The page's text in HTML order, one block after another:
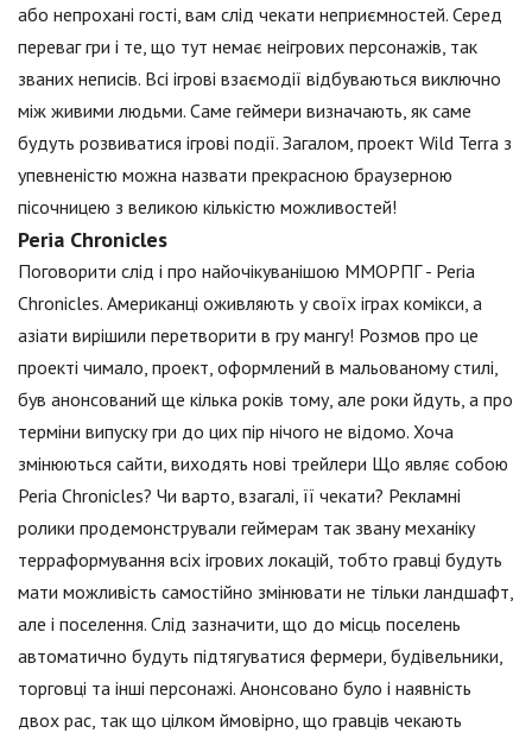
або непрохані гості, вам слід чекати неприємностей. Серед
переваг гри і те, що тут немає неігрових персонажів, так
званих неписів. Всі ігрові взаємодії відбуваються виключно
між живими людьми. Саме геймери визначають, як саме
будуть розвиватися ігрові події. Загалом, проект Wild Terra з
упевненістю можна назвати прекрасною браузерною
пісочницею з великою кількістю можливостей!
Peria Chronicles
Поговорити слід і про найочікуванішою ММОРПГ - Peria
Chronicles. Американці оживляють у своїх іграх комікси, а
азіати вирішили перетворити в гру мангу! Розмов про це
проекті чимало, проект, оформлений в мальованому стилі,
був анонсований ще кілька років тому, але роки йдуть, а про
терміни випуску гри до цих пір нічого не відомо. Хоча
змінюються сайти, виходять нові трейлери Що являє собою
Peria Chronicles? Чи варто, взагалі, її чекати? Рекламні
ролики продемонстрували геймерам так звану механіку
терраформування всіх ігрових локацій, тобто гравці будуть
мати можливість самостійно змінювати не тільки ландшафт,
але і поселення. Слід зазначити, що до місць поселень
автоматично будуть підтягуватися фермери, будівельники,
торговці та інші персонажі. Анонсовано було і наявність
двох рас, так що цілком ймовірно, що гравців чекають